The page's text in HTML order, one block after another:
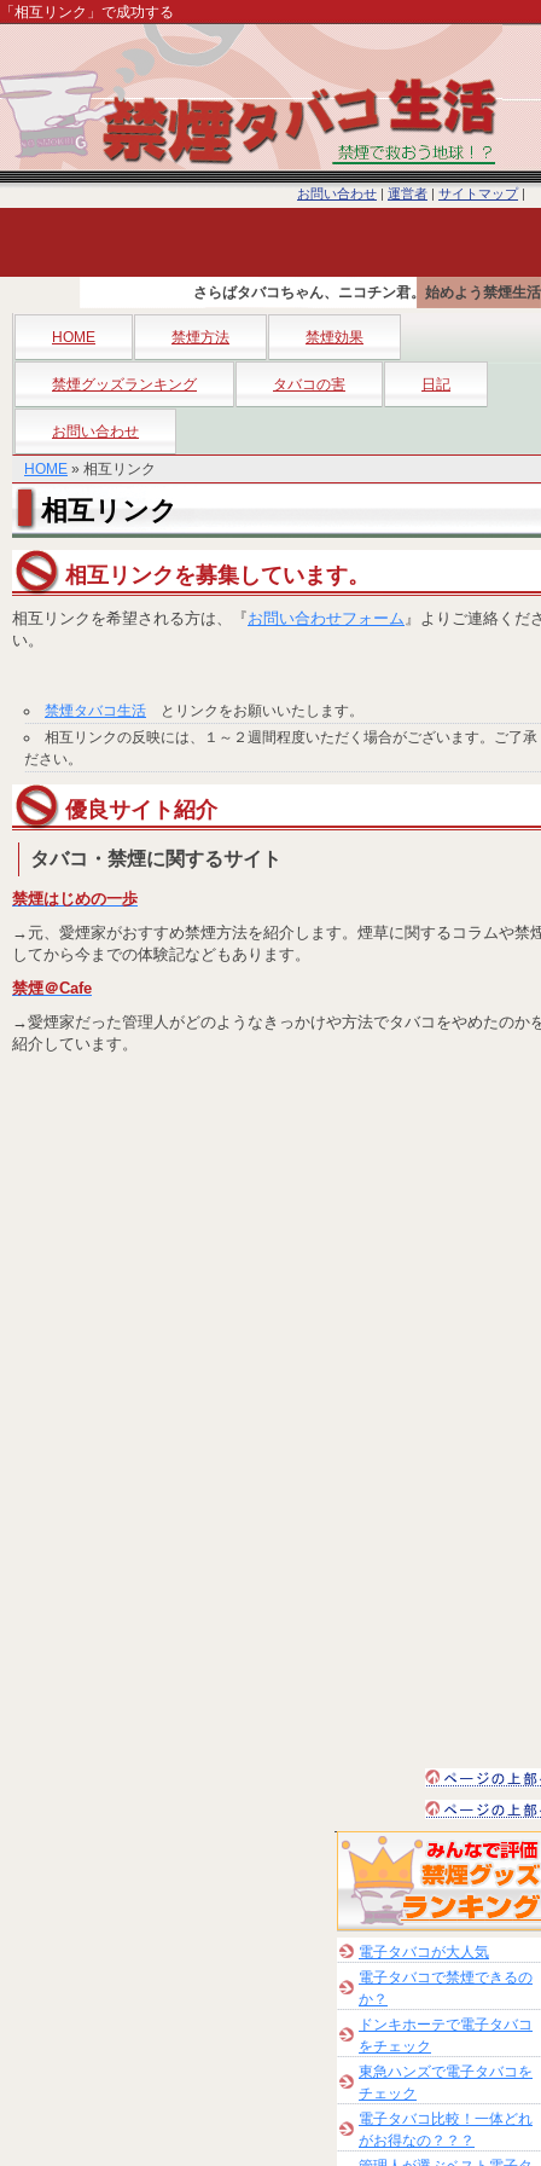
「相互リンク」で成功する
サイトマップ|
運営者 |
お問い合わせ |
さらばタバコちゃん、ニコチン君。始めよう禁煙生活
HOME 禁煙方法 禁煙効果
禁煙グッズランキング タバコの害 日記
お問い合わせ
HOME » 相互リンク
相互リンク
相互リンクを募集しています。
相互リンクを希望される方は、『お問い合わせフォーム 』よりご連絡くだ
い。
禁煙タバコ生活 とリンクをお願いいたします。
相互リンクの反映には、１～２週間程度いただく場合がございます。ご了承
ださい。
優良サイト紹介
タバコ・禁煙に関するサイト
禁煙はじめの一歩
→元、愛煙家がおすすめ禁煙方法を紹介します。煙草に関するコラムや禁
してから今までの体験記などもあります。
禁煙＠Cafe
→愛煙家だった管理人がどのようなきっかけや方法でタバコをやめたのか
紹介しています。
電子タバコが大人気
電子タバコで禁煙できるの
か？
ドンキホーテで電子タバコ
をチェック
東急ハンズで電子タバコを
チェック
電子タバコ比較！一体どれ
がお得なの？？？